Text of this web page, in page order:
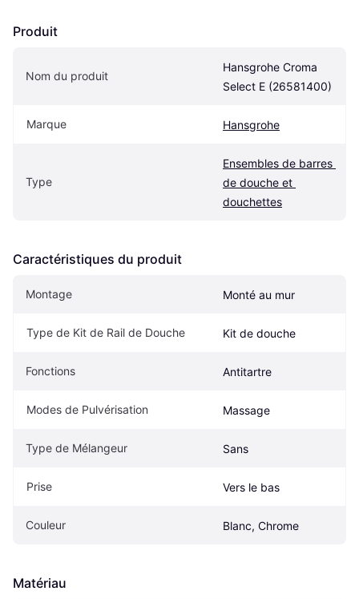
Produit
Nom du produit
Hansgrohe Croma
Select E (26581400)
Marque Hansgrohe
Type
Ensembles de barres
de douche et
douchettes
Caractéristiques du produit
Montage Monté au mur
Type de Kit de Rail de Douche Kit de douche
Fonctions Antitartre
Modes de Pulvérisation Massage
Type de Mélangeur Sans
Prise Vers le bas
Couleur Blanc, Chrome
Matériau